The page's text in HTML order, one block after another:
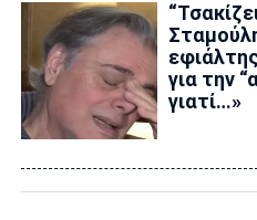
για την
γιατί…»